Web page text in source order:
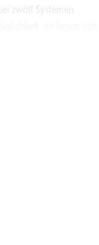
zwölf Systemen
Prüfständen besonders
Ganz
und die